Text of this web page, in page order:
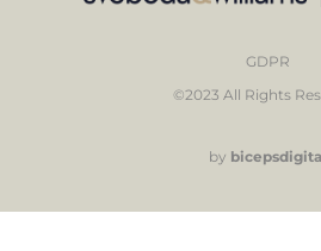
GDPR
©2023 All Rights
by